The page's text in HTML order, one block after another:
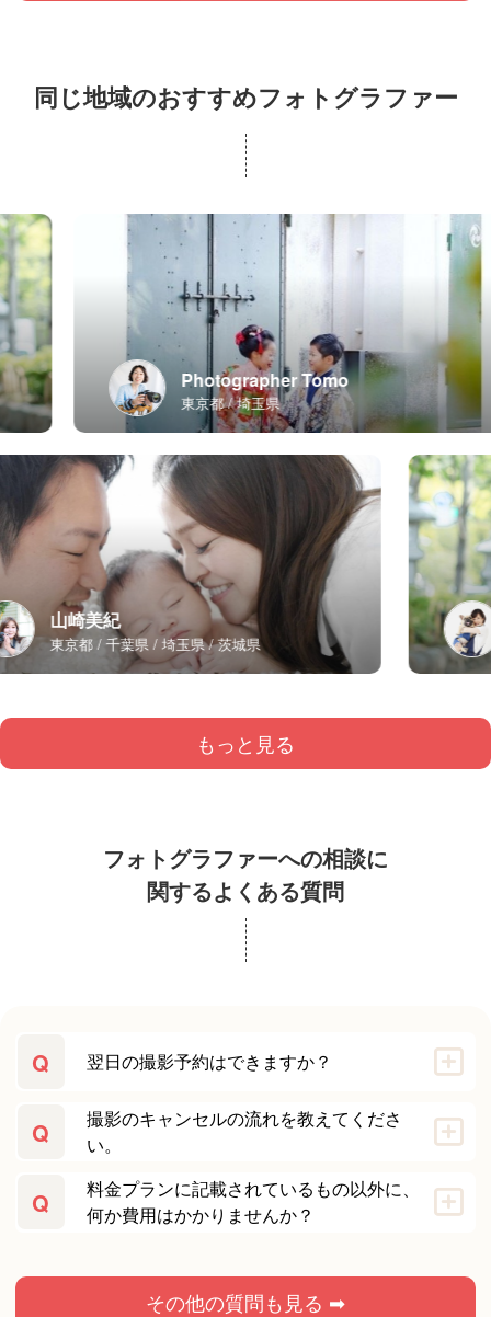
同じ地域のおすすめフォトグラファー
Photographer Tomo
東京都 埼玉県
山崎美紀
東京都 千葉県 埼玉県 茨城県
もっと見る
フォトグラファーへの相談に
関するよくある質問
Q 翌日の撮影予約はできますか？
Q
撮影のキャンセルの流れを教えてくださ
い。
Q
料金プランに記載されているもの以外に、
何か費用はかかりませんか？
その他の質問も見る ➡